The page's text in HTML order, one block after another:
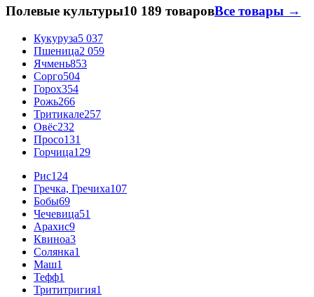
Полевые культуры10 189 товаровВсе товары →
Кукуруза5 037
Пшеница2 059
Ячмень853
Сорго504
Горох354
Рожь266
Тритикале257
Овёс232
Просо131
Горчица129
Рис124
Гречка, Гречиха107
Бобы69
Чечевица51
Арахис9
Квиноа3
Солянка1
Маш1
Тефф1
Трититригия1